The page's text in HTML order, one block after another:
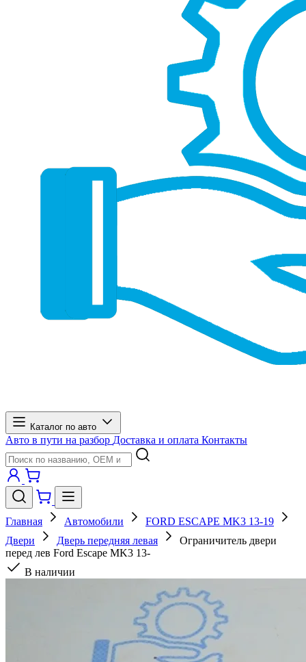
Каталог по авто
Авто в пути на разбор Доставка и оплата Контакты
Главная Автомобили
FORD ESCAPE MK3 13-19
Двери
Дверь передняя левая
Ограничитель двери
перед лев Ford Escape MK3 13-
В наличии